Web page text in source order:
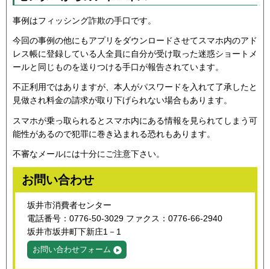
事例はフィッシング詐欺の手口です。
今回の事例の他にもアプリをダウンロードさせてスマホ内のアド
レス帳に登録している人全員に自分が受け取った迷惑ショートメ
ールと同じものを送りつける手口が報告されています。
不正利用ではありますが、本人がパスワードを入れて了承したと
見做され料金の請求が取り下げられない場合もあります。
スマホが乗っ取られるとスマホ内にある情報を見られてしまう可
能性があるので犯罪に巻き込まれる恐れもあります。
不審なメールには十分にご注意下さい。
お問い合わせ
坂井市消費者センター
電話番号：0776‐50‐3029 ファクス：0776‐66‐2940
坂井市坂井町下新庄1－1
お問い合わせフォーム